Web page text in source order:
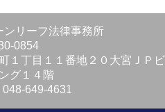
ンリーフ法律事務所
0854
１丁目１１番地２０大宮ＪＰビ
グ１４階
649-4631